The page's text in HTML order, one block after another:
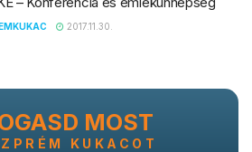
2017.11.30.
MOST
KUKACOT